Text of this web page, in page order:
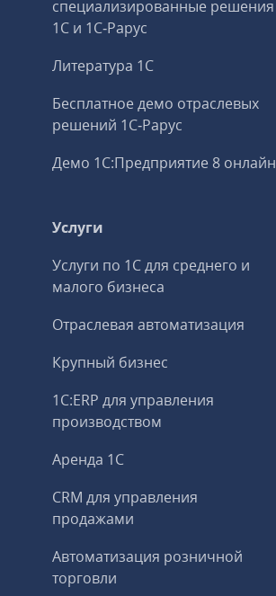
специализированные решения
1С и 1С‑Рарус
Литература 1С
Бесплатное демо отраслевых
решений 1С‑Рарус
Демо 1С:Предприятие 8 онлайн
Услуги
Услуги по 1С для среднего и
малого бизнеса
Отраслевая автоматизация
Крупный бизнес
1С:ERP для управления
производством
Аренда 1С
CRM для управления
продажами
Автоматизация розничной
торговли